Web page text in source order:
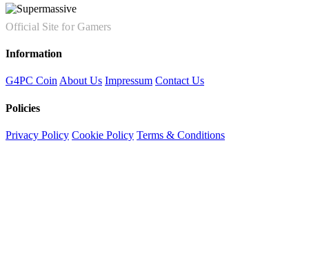
Official Site for Gamers
Information
G4PC Coin About Us Impressum Contact Us
Policies
Privacy Policy Cookie Policy Terms & Conditions